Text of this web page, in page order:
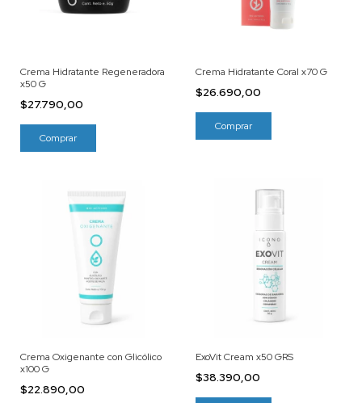
Crema Hidratante Regeneradora
x50 G
$27.790,00
Crema Hidratante Coral x70 G
$26.690,00
Crema Oxigenante con Glicólico
x100 G
$22.890,00
ExoVit Cream x50 GRS
$38.390,00